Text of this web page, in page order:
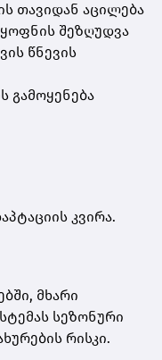
თავიდან აცილება
ყოფნის შეზღუდვა
წნევის
გამოყენება
კვირა.
მხარი
სეზონური
რისკი.